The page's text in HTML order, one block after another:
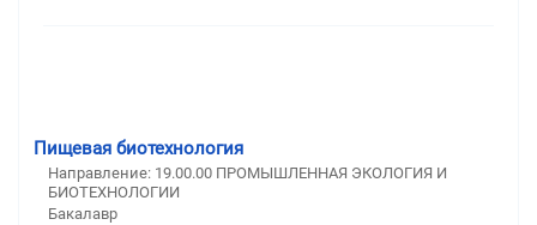
Пищевая биотехнология
Направление: 19.00.00 ПРОМЫШЛЕННАЯ ЭКОЛОГИЯ И
БИОТЕХНОЛОГИИ
Бакалавр